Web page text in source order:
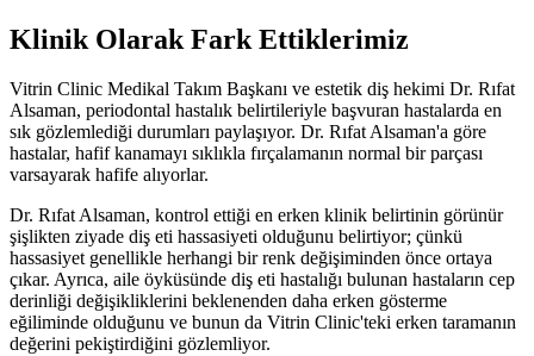
Klinik Olarak Fark Ettiklerimiz
Vitrin Clinic Medikal Takım Başkanı ve estetik diş hekimi Dr. Rıfat
Alsaman, periodontal hastalık belirtileriyle başvuran hastalarda en
sık gözlemlediği durumları paylaşıyor. Dr. Rıfat Alsaman'a göre
hastalar, hafif kanamayı sıklıkla fırçalamanın normal bir parçası
varsayarak hafife alıyorlar.
Dr. Rıfat Alsaman, kontrol ettiği en erken klinik belirtinin görünür
şişlikten ziyade diş eti hassasiyeti olduğunu belirtiyor; çünkü
hassasiyet genellikle herhangi bir renk değişiminden önce ortaya
çıkar. Ayrıca, aile öyküsünde diş eti hastalığı bulunan hastaların cep
derinliği değişikliklerini beklenenden daha erken gösterme
eğiliminde olduğunu ve bunun da Vitrin Clinic'teki erken taramanın
değerini pekiştirdiğini gözlemliyor.